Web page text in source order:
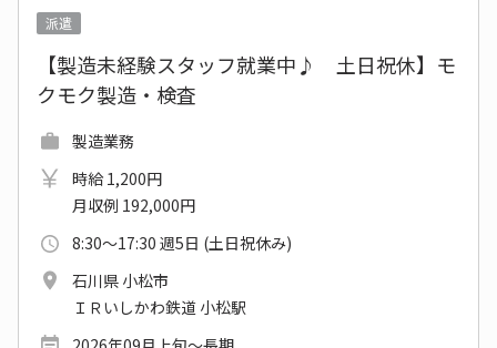
派遣
【製造未経験スタッフ就業中♪ 土日祝休】モ
クモク製造・検査
製造業務
時給 1,200円
月収例 192,000円
8:30～17:30 週5日 (土日祝休み)
石川県 小松市
ＩＲいしかわ鉄道 小松駅